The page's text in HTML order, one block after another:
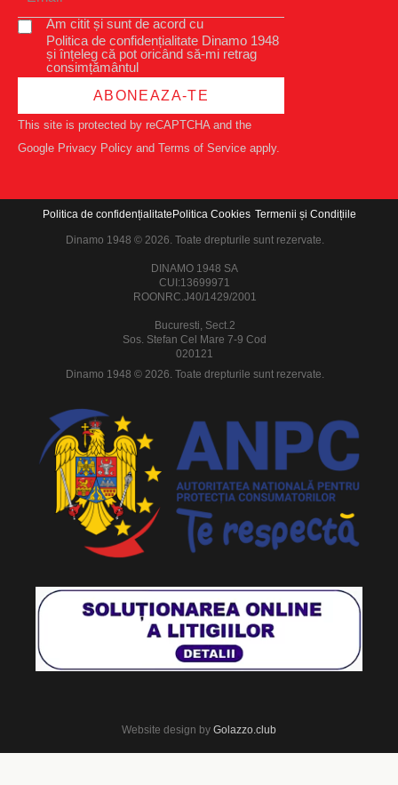
Am citit și sunt de acord cu
Politica de confidențialitate Dinamo 1948
și înțeleg că pot oricând să-mi retrag
consimțământul
ABONEAZA-TE
This site is protected by reCAPTCHA and the
Google Privacy Policy and Terms of Service apply.
Politica de confidențialitatePolitica Cookies Termenii și Condițiile
Dinamo 1948 © 2026. Toate drepturile sunt rezervate.
DINAMO 1948 SA
CUI:13699971
ROONRC.J40/1429/2001
Bucuresti, Sect.2
Sos. Stefan Cel Mare 7-9 Cod
020121
Dinamo 1948 © 2026. Toate drepturile sunt rezervate.
Website design by Golazzo.club